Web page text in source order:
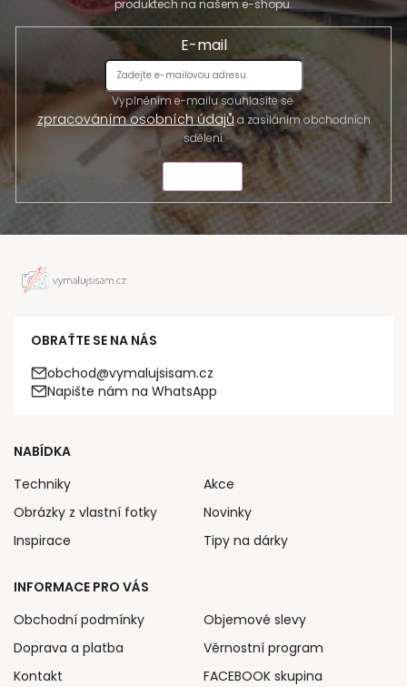
produktech na našem e-shopu.
E-mail
Vyplněním e-mailu souhlasíte se
zpracováním osobních údajůa zasíláním obchodních
sdělení.
OBRAŤTE SE NA NÁS
obchod@vymalujsisam.cz
Napište nám na WhatsApp
NABÍDKA
Techniky
Obrázky z vlastní fotky
Inspirace
Akce
Novinky
Tipy na dárky
INFORMACE PRO VÁS
Obchodní podmínky
Doprava a platba
Kontakt
Objemové slevy
Věrnostní program
FACEBOOK skupina